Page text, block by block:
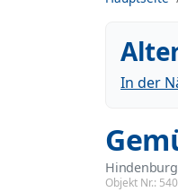
In der
Objekt Nr.: